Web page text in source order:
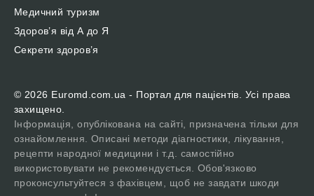
Медичний туризм
Здоров’я від А до Я
Секрети здоров’я
© 2026 Euromd.com.ua - Портал для пацієнтів. Усі права
захищено.
Інформація, опублікована на сайті, призначена тільки для
ознайомлення. Описані методи діагностики, лікування,
рецепти народної медицини і т.д. самостійно
використовувати не рекомендується. Обов'язково
проконсультуйтеся з фахівцем, щоб не завдати шкоди